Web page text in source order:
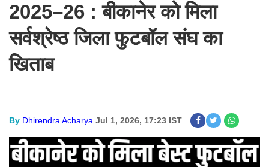
2025–26 : बीकानेर को मिला
सर्वश्रेष्ठ जिला फुटबॉल संघ का
खिताब
By Dhirendra Acharya Jul 1, 2026, 17:23 IST